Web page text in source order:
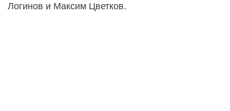
Логинов и Максим Цветков.